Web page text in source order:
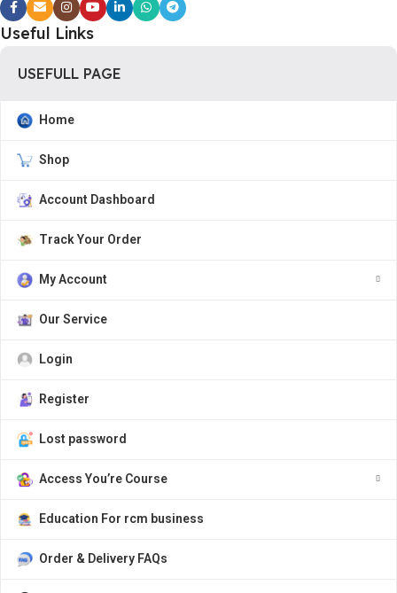
Useful Links
USEFULL PAGE
Home
Shop
Account Dashboard
Track Your Order
My Account
Our Service
Login
Register
Lost password
Access You’re Course
Education For rcm business
Order & Delivery FAQs